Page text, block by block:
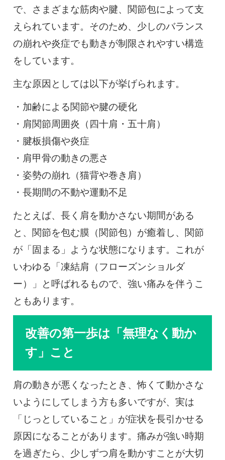
で、さまざまな筋肉や腱、関節包によって支
えられています。そのため、少しのバランス
の崩れや炎症でも動きが制限されやすい構造
をしています。
主な原因としては以下が挙げられます。
・加齢による関節や腱の硬化
・肩関節周囲炎（四十肩・五十肩）
・腱板損傷や炎症
・肩甲骨の動きの悪さ
・姿勢の崩れ（猫背や巻き肩）
・長期間の不動や運動不足
たとえば、長く肩を動かさない期間がある
と、関節を包む膜（関節包）が癒着し、関節
が「固まる」ような状態になります。これが
いわゆる「凍結肩（フローズンショルダ
ー）」と呼ばれるもので、強い痛みを伴うこ
ともあります。
改善の第一歩は「無理なく動か
す」こと
肩の動きが悪くなったとき、怖くて動かさな
いようにしてしまう方も多いですが、実は
「じっとしていること」が症状を長引かせる
原因になることがあります。痛みが強い時期
を過ぎたら、少しずつ肩を動かすことが大切